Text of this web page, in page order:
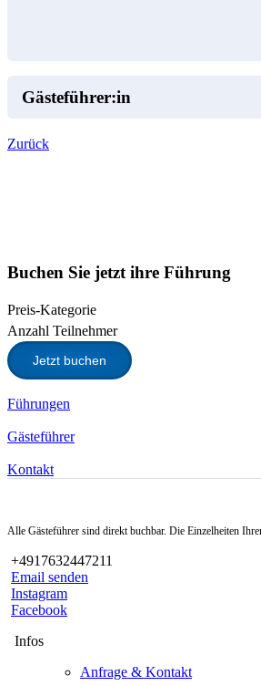
Gästeführer:in
Zurück
Buchen Sie jetzt ihre Führung
Preis-Kategorie
Anzahl Teilnehmer
Jetzt buchen
Führungen
Gästeführer
Kontakt
Alle Gästeführer sind direkt buchbar. Die Einzelheiten
+4917632447211
Email senden
Instagram
Facebook
Infos
Anfrage & Kontakt